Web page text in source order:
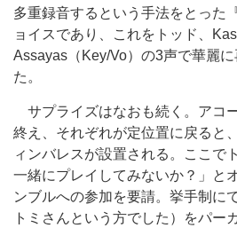
多重録音するという手法をとった
ョイスであり、これをトッド、
Assayas（Key/Vo）の3声で華麗
た。
サプライズはなおも続く。アコ
終え、それぞれが定位置に戻ると
ィンバレスが設置される。ここで
一緒にプレイしてみないか？」と
ンブルへの参加を要請。挙手制に
トミさんという方でした）をパー